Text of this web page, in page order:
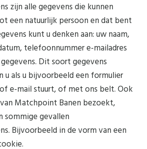
zijn alle gegevens die kunnen
een natuurlijk persoon en dat bent
kunt u denken aan: uw naam,
telefoonnummer e-mailadres
Dit soort gegevens
u als u bijvoorbeeld een formulier
e-mail stuurt, of met ons belt. Ook
Matchpoint Banen bezoekt,
sommige gevallen
Bijvoorbeeld in de vorm van een